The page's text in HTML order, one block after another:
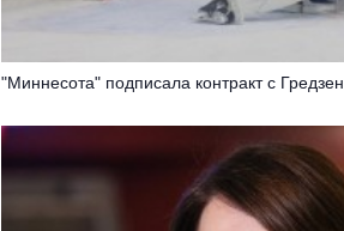
"Миннесота" подписала контракт с Гредзен